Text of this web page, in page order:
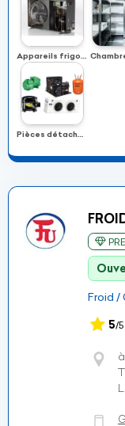
Appareils frigorifiques
Pièces détachées froid
Froid /
5/5